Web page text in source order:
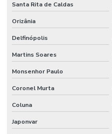
Santa Rita de Caldas
Orizânia
Delfinópolis
Martins Soares
Monsenhor Paulo
Coronel Murta
Coluna
Japonvar